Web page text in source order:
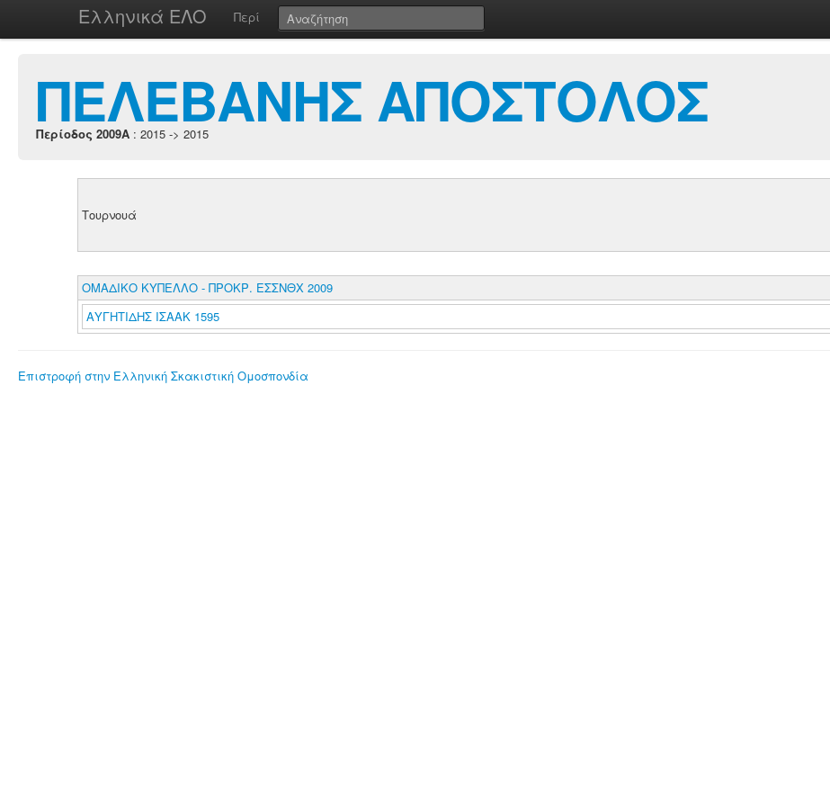
Ελληνικά ΕΛΟ Περί
ΠΕΛΕΒΑΝΗΣ ΑΠΟΣΤΟΛΟΣ
Περίοδος 2009A : 2015 -> 2015
Τουρνουά
ΟΜΑΔΙΚΟ ΚΥΠΕΛΛΟ - ΠΡΟΚΡ. ΕΣΣΝΘΧ 2009
ΑΥΓΗΤΙΔΗΣ ΙΣΑΑΚ 1595
Επιστροφή στην Ελληνική Σκακιστική Ομοσπονδία